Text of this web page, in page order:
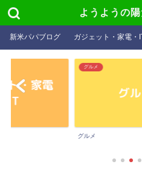
ようようの
新米パパブログ ガジェット・家電・
グルメ
グルメ